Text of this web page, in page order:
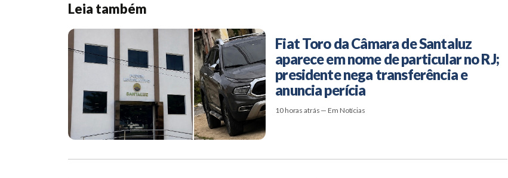
Leia também
Fiat Toro da Câmara de Santaluz
aparece em nome de particular no RJ;
presidente nega transferência e
anuncia perícia
10 horas atrás — Em Notícias